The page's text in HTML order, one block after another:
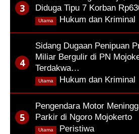
Diduga Tipu 7 Korban
Hukum dan Kriminal
Utama
Sidang Dugaan Penipuan
Miliar Bergulir di PN
Terdakwa…
Hukum dan Kriminal
Utama
Pengendara Motor
Parkir di Ngoro Mojokerto
Peristiwa
Utama